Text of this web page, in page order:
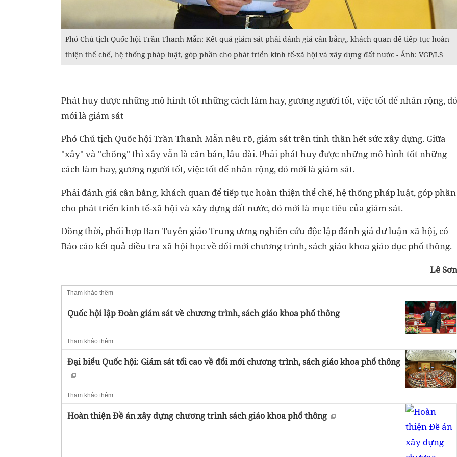
Phó Chủ tịch Quốc hội Trần Thanh Mẫn: Kết quả giám sát phải đánh giá cân bằng, khách quan để tiếp tục hoàn
thiện thể chế, hệ thống pháp luật, góp phần cho phát triển kinh tế-xã hội và xây dựng đất nước - Ảnh: VGP/LS
Phát huy được những mô hình tốt những cách làm hay, gương người tốt, việc tốt để nhân rộng, đó
mới là giám sát
Phó Chủ tịch Quốc hội Trần Thanh Mẫn nêu rõ, giám sát trên tinh thần hết sức xây dựng. Giữa
"xây" và "chống" thì xây vẫn là căn bản, lâu dài. Phải phát huy được những mô hình tốt những
cách làm hay, gương người tốt, việc tốt để nhân rộng, đó mới là giám sát.
Phải đánh giá cân bằng, khách quan để tiếp tục hoàn thiện thể chế, hệ thống pháp luật, góp phần
cho phát triển kinh tế-xã hội và xây dựng đất nước, đó mới là mục tiêu của giám sát.
Đồng thời, phối hợp Ban Tuyên giáo Trung ương nghiên cứu độc lập đánh giá dư luận xã hộị, có
Báo cáo kết quả điều tra xã hội học về đổi mới chương trình, sách giáo khoa giáo dục phổ thông.
Lê Sơn
Tham khảo thêm
Quốc hội lập Đoàn giám sát về chương trình, sách giáo khoa phổ thông
Tham khảo thêm
Đại biểu Quốc hội: Giám sát tối cao về đổi mới chương trình, sách giáo khoa phổ thông
Tham khảo thêm
Hoàn thiện Đề án xây dựng chương trình sách giáo khoa phổ thông